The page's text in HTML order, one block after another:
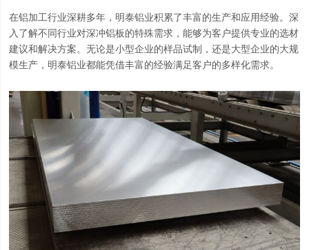
在铝加工行业深耕多年，明泰铝业积累了丰富的生产和应用经验。深
入了解不同行业对深冲铝板的特殊需求，能够为客户提供专业的选材
建议和解决方案。无论是小型企业的样品试制，还是大型企业的大规
模生产，明泰铝业都能凭借丰富的经验满足客户的多样化需求。